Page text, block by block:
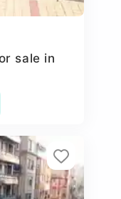
sale in